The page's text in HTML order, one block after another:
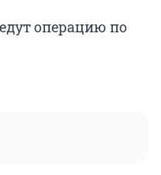
операцию по